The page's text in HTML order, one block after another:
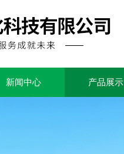
新闻中心 产品展示